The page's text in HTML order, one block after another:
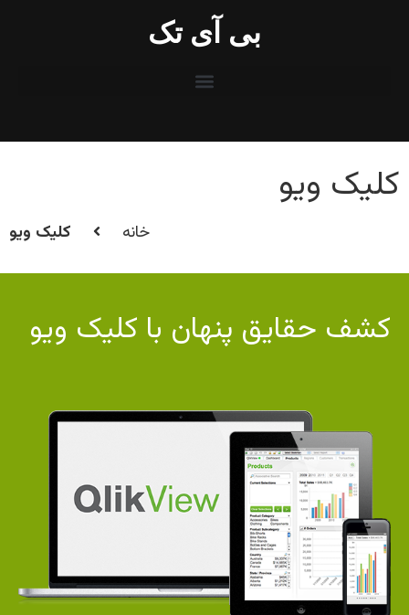
بی آی تک
کلیک ویو
خانه کلیک ویو
کشف حقایق پنهان با کلیک ویو